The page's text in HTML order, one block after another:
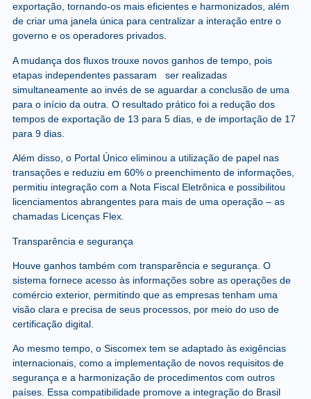
exportação, tornando-os mais eficientes e harmonizados, além
de criar uma janela única para centralizar a interação entre o
governo e os operadores privados.
A mudança dos fluxos trouxe novos ganhos de tempo, pois
etapas independentes passaram ser realizadas
simultaneamente ao invés de se aguardar a conclusão de uma
para o início da outra. O resultado prático foi a redução dos
tempos de exportação de 13 para 5 dias, e de importação de 17
para 9 dias.
Além disso, o Portal Único eliminou a utilização de papel nas
transações e reduziu em 60% o preenchimento de informações,
permitiu integração com a Nota Fiscal Eletrônica e possibilitou
licenciamentos abrangentes para mais de uma operação – as
chamadas Licenças Flex.
Transparência e segurança
Houve ganhos também com transparência e segurança. O
sistema fornece acesso às informações sobre as operações de
comércio exterior, permitindo que as empresas tenham uma
visão clara e precisa de seus processos, por meio do uso de
certificação digital.
Ao mesmo tempo, o Siscomex tem se adaptado às exigências
internacionais, como a implementação de novos requisitos de
segurança e a harmonização de procedimentos com outros
países. Essa compatibilidade promove a integração do Brasil